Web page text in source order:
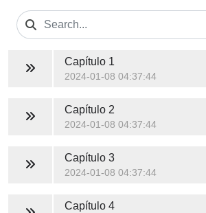
Capítulo 1
2024-01-08 04:37:44
Capítulo 2
2024-01-08 04:37:44
Capítulo 3
2024-01-08 04:37:44
Capítulo 4